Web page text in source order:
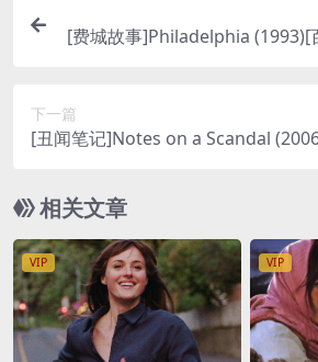
[费城故事]Philadelphia (1993)[
下一篇
[丑闻笔记]Notes on a Scandal
载][MP4/6.4GB][中英字幕]
相关文章
VIP VIP